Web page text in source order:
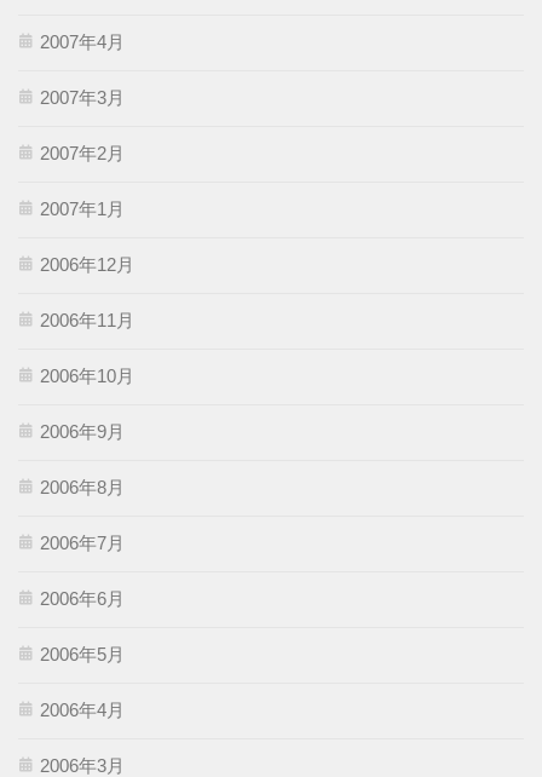
2007年4月
2007年3月
2007年2月
2007年1月
2006年12月
2006年11月
2006年10月
2006年9月
2006年8月
2006年7月
2006年6月
2006年5月
2006年4月
2006年3月